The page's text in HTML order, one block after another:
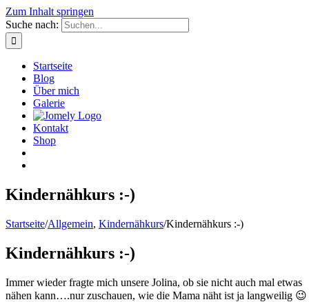
Zum Inhalt springen
Suche nach:
Startseite
Blog
Über mich
Galerie
Kontakt
Shop
Kindernähkurs :-)
Startseite/Allgemein, Kindernähkurs/Kindernähkurs :-)
Kindernähkurs :-)
Immer wieder fragte mich unsere Jolina, ob sie nicht auch mal etwas
nähen kann….nur zuschauen, wie die Mama näht ist ja langweilig 😉